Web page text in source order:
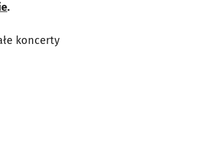
.
koncerty